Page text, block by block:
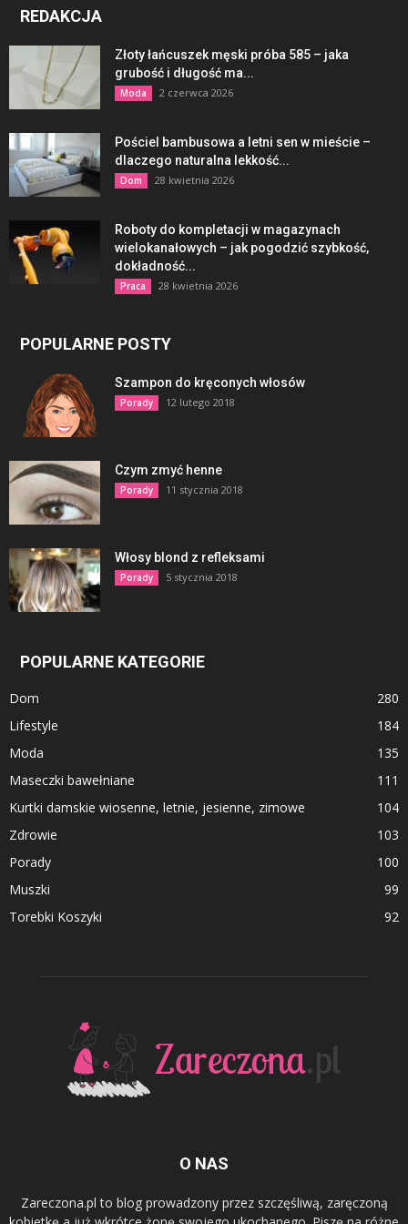
REDAKCJA
Złoty łańcuszek męski próba 585 – jaka
grubość i długość ma...
Moda 2 czerwca 2026
Pościel bambusowa a letni sen w mieście –
dlaczego naturalna lekkość...
Dom 28 kwietnia 2026
Roboty do kompletacji w magazynach
wielokanałowych – jak pogodzić szybkość,
dokładność...
Praca 28 kwietnia 2026
POPULARNE POSTY
Szampon do kręconych włosów
Porady 12 lutego 2018
Czym zmyć henne
Porady 11 stycznia 2018
Włosy blond z refleksami
Porady 5 stycznia 2018
POPULARNE KATEGORIE
Dom
280
Lifestyle
184
Moda
135
Maseczki bawełniane
111
Kurtki damskie wiosenne, letnie, jesienne, zimowe
104
Zdrowie
103
Porady
100
Muszki
99
Torebki Koszyki
92
O NAS
Zareczona.pl to blog prowadzony przez szczęśliwą, zaręczoną